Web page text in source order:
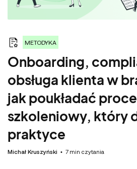
METODYKA
Onboarding,
obsługa klienta w
jak poukładać
szkoleniowy, który
praktyce
Michał Kruszyński • 7 min czytania